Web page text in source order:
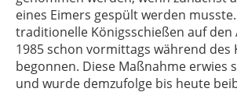
eines Eimers gespült werden
traditionelle Königsschießen auf den
1985 schon vormittags während des
begonnen. Diese Maßnahme erwies
und wurde demzufolge bis heute